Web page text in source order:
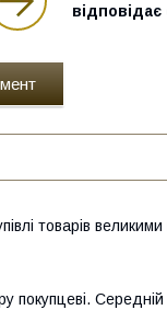
товарів
покупцеві.